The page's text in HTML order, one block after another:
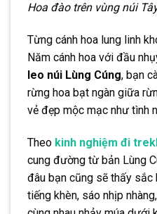
Hoa đào trên vùng núi
Từng cánh hoa lung linh
Năm cánh hoa với đầu
leo núi Lùng Cúng, bạn
rừng hoa bạt ngàn giữa
vẻ đẹp mộc mạc như tình
Theo kinh nghiệm đi
cung đường từ bản Lùng
đâu bạn cũng sẽ thấy sắc
tiếng khèn, sáo nhịp